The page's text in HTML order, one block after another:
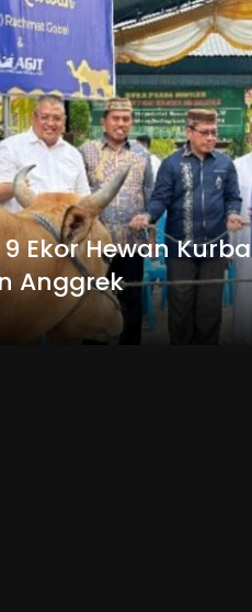
9 Ekor Hewan
Anggrek